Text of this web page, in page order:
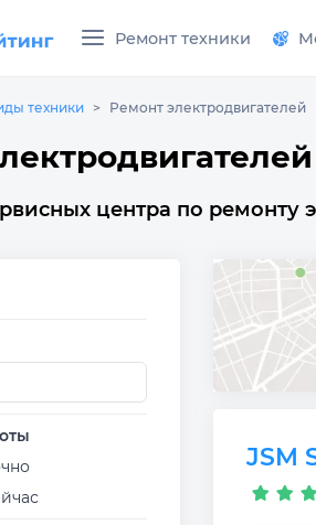
Ремонт техники
техники Ремонт электродвигателей
центра по ремонту
JSM